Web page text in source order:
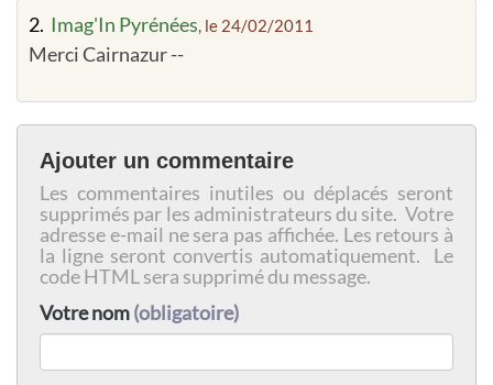
2. Imag'In Pyrénées, le 24/02/2011
Merci Cairnazur --
Ajouter un commentaire
Les commentaires inutiles ou déplacés seront
supprimés par les administrateurs du site. Votre
adresse e-mail ne sera pas affichée. Les retours à
la ligne seront convertis automatiquement. Le
code HTML sera supprimé du message.
Votre nom(obligatoire)